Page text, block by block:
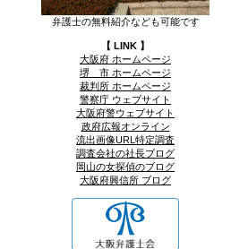
弁護士の無料紹介なども可能です
【 LINK 】
大阪府 ホームページ
堺 市 ホームページ
裁判所 ホームページ
警察庁 ウェブサイト
大阪府警ウェブサイト
政府広報オンライン
流出画像URL特定調査
調査会社の社長ブログ
岡山の女探偵のブログ
大阪府興信所 ブログ